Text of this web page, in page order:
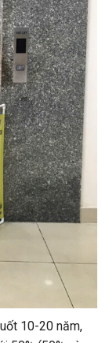
10-20 năm,